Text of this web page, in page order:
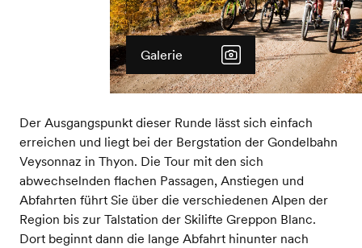
Galerie
Der Ausgangspunkt dieser Runde lässt sich einfach
erreichen und liegt bei der Bergstation der Gondelbahn
Veysonnaz in Thyon. Die Tour mit den sich
abwechselnden flachen Passagen, Anstiegen und
Abfahrten führt Sie über die verschiedenen Alpen der
Region bis zur Talstation der Skilifte Greppon Blanc.
Dort beginnt dann die lange Abfahrt hinunter nach